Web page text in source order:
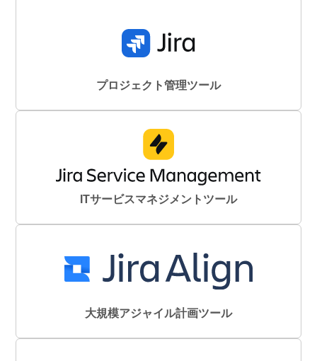
プロジェクト管理ツール
ITサービスマネジメントツール
大規模アジャイル計画ツール